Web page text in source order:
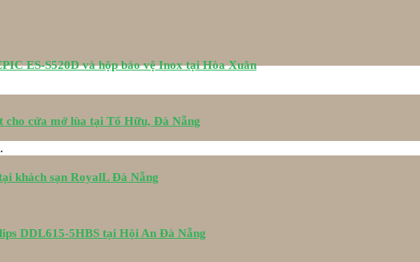
ES-S520D và hộp bảo vệ Inox tại Hòa Xuân
cửa mở lùa tại Tố Hữu, Đà Nẵng
khách sạn RoyalL Đà Nẵng
DDL615-5HBS tại Hội An Đà Nẵng